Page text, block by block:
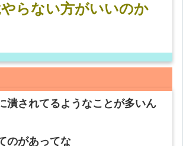
らない方がいいのか
潰されてるようなことが多いん
のがあってな